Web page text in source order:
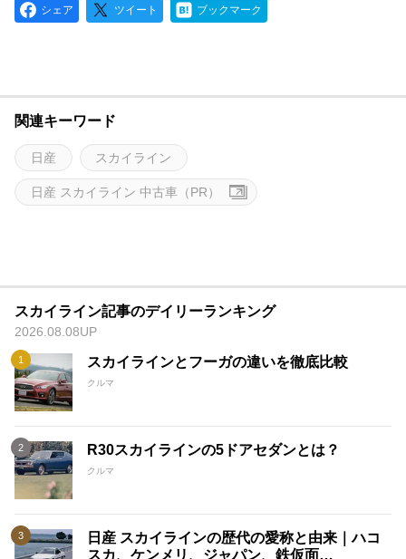
シェア ツイート ブックマーク
関連キーワード
日産 スカイライン
日産 スカイライン 中古車（PR）
スカイライン記事のデイリーランキング
2026.08.08UP
スカイラインとフーガの違いを徹底比較
クルマ
R30スカイラインの5ドアセダンとは？
クルマ
日産 スカイラインの歴代の愛称と由来｜ハコ
スカ、ケンメリ、ジャパン、鉄仮面…